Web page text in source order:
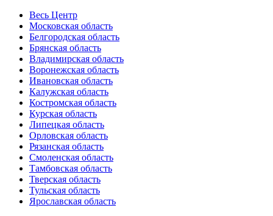
Весь Центр
Московская область
Белгородская область
Брянская область
Владимирская область
Воронежская область
Ивановская область
Калужская область
Костромская область
Курская область
Липецкая область
Орловская область
Рязанская область
Смоленская область
Тамбовская область
Тверская область
Тульская область
Ярославская область